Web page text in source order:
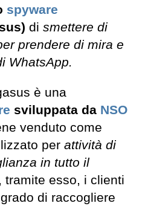
spyware
di smettere di
prendere di mira e
WhatsApp.
è una
sviluppata da NSO
venduto come
per attività di
in tutto il
tramite esso, i clienti
di raccogliere